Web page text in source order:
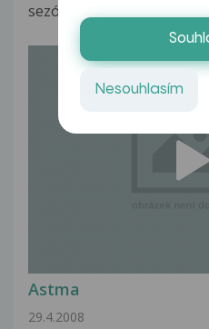
sezóny, mají nejvyšší
Astma
29.4.2008
Nesouhlasím